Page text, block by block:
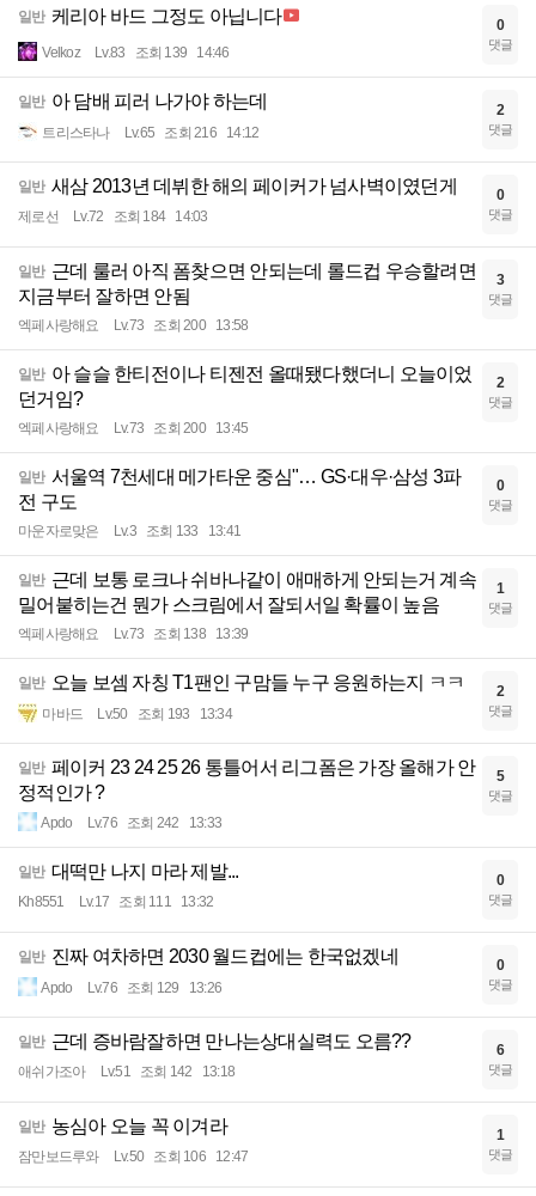
일반 케리아 바드 그정도 아닙니다
Velkoz Lv.83 조회 139 14:46
0
댓글
일반 아 담배 피러 나가야 하는데
트리스타나 Lv.65 조회 216 14:12
2
댓글
일반 새삼 2013년 데뷔한 해의 페이커가 넘사벽이였던게
제로선 Lv.72 조회 184 14:03
0
댓글
일반 근데 룰러 아직 폼찾으면 안되는데 롤드컵 우승할려면
지금부터 잘하면 안됨
엑페사랑해요 Lv.73 조회 200 13:58
3
댓글
일반 아 슬슬 한티전이나 티젠전 올때됐다했더니 오늘이었
던거임?
엑페사랑해요 Lv.73 조회 200 13:45
2
댓글
일반 서울역 7천세대 메가타운 중심"… GS·대우·삼성 3파
전 구도
마운자로맞은 Lv.3 조회 133 13:41
0
댓글
일반 근데 보통 로크나 쉬바나같이 애매하게 안되는거 계속
밀어붙히는건 뭔가 스크림에서 잘되서일 확률이 높음
엑페사랑해요 Lv.73 조회 138 13:39
1
댓글
일반 오늘 보셈 자칭 T1팬인 구맘들 누구 응원하는지 ㅋㅋ
마바드 Lv.50 조회 193 13:34
2
댓글
일반 페이커 23 24 25 26 통틀어서 리그폼은 가장 올해가 안
정적인가 ?
Apdo Lv.76 조회 242 13:33
5
댓글
일반 대떡만 나지 마라 제발...
Kh8551 Lv.17 조회 111 13:32
0
댓글
일반 진짜 여차하면 2030 월드컵에는 한국없겠네
Apdo Lv.76 조회 129 13:26
0
댓글
일반 근데 증바람잘하면 만나는상대실력도 오름??
애쉬가조아 Lv.51 조회 142 13:18
6
댓글
일반 농심아 오늘 꼭 이겨라
잠만보드루와 Lv.50 조회 106 12:47
1
댓글